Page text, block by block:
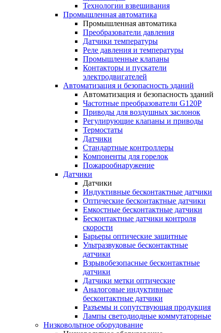
Технологии взвешивания
Промышленная автоматика
Промышленная автоматика
Преобразователи давления
Датчики температуры
Реле давления и температуры
Промышленные клапаны
Контакторы и пускатели
электродвигателей
Автоматизация и безопасность зданий
Автоматизация и безопасность зданий
Частотные преобразователи G120P
Приводы для воздушных заслонок
Регулирующие клапаны и приводы
Термостаты
Датчики
Стандартные контроллеры
Компоненты для горелок
Пожарообнаружение
Датчики
Датчики
Индуктивные бесконтактные датчики
Оптические бесконтактные датчики
Емкостные бесконтактные датчики
Бесконтактные датчики контроля
скорости
Барьеры оптические защитные
Ультразвуковые бесконтактные
датчики
Взрывобезопасные бесконтактные
датчики
Датчики метки оптические
Аналоговые индуктивные
бесконтактные датчики
Разъемы и сопутствующая продукция
Лампы светодиодные коммутаторные
Низковольтное оборудование